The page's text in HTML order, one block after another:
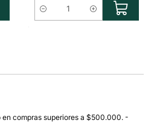
Cantidad
compras superiores a $500.000. -